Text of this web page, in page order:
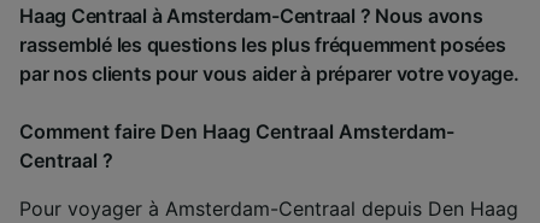
Haag Centraal à Amsterdam-Centraal ? Nous avons
rassemblé les questions les plus fréquemment posées
par nos clients pour vous aider à préparer votre voyage.
Comment faire Den Haag Centraal Amsterdam-
Centraal ?
Pour voyager à Amsterdam-Centraal depuis Den Haag